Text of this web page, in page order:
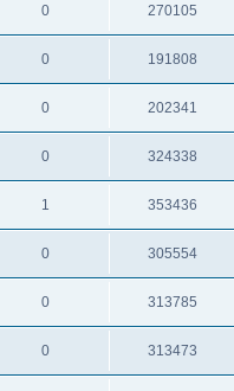
0 270105
0 191808
0 202341
0 324338
1 353436
0 305554
0 313785
0 313473